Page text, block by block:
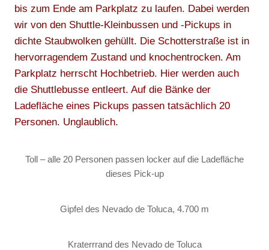
bis zum Ende am Parkplatz zu laufen. Dabei werden
wir von den Shuttle-Kleinbussen und -Pickups in
dichte Staubwolken gehüllt. Die Schotterstraße ist in
hervorragendem Zustand und knochentrocken. Am
Parkplatz herrscht Hochbetrieb. Hier werden auch
die Shuttlebusse entleert. Auf die Bänke der
Ladefläche eines Pickups passen tatsächlich 20
Personen. Unglaublich.
Toll – alle 20 Personen passen locker auf die Ladefläche
dieses Pick-up
Gipfel des Nevado de Toluca, 4.700 m
Kraterrrand des Nevado de Toluca